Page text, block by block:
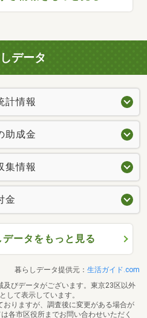
データ
計情報
助成金
集情報
金
ータをもっと見る
暮らしデータ提供元： 生活ガイド.com
びデータがございます。東京23区以外
して表示しています。
りますが、調査後に変更がある場合が
各市区役所までお問い合わせいただく